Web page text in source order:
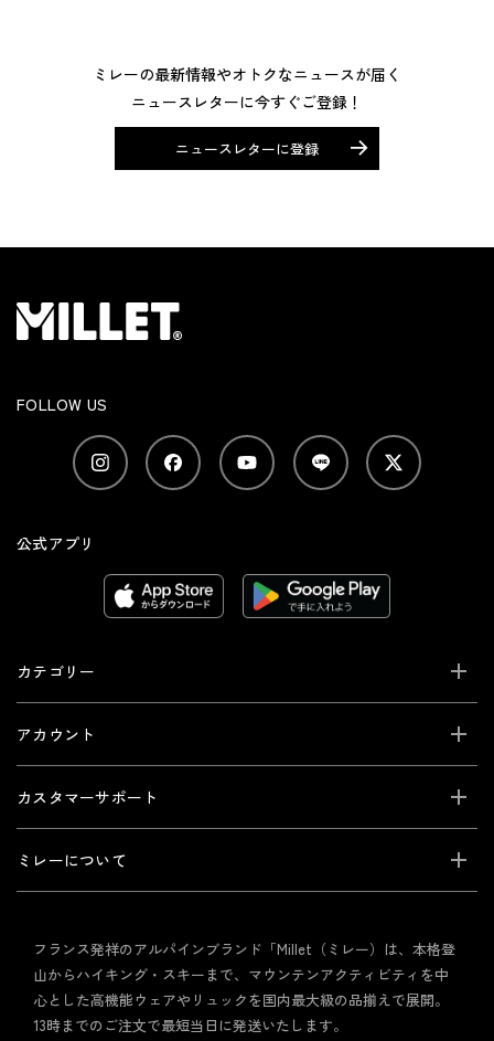
ミレーの最新情報やオトクなニュースが届く
ニュースレターに今すぐご登録！
ニュースレターに登録
FOLLOW US
公式アプリ
カテゴリー
アカウント
カスタマーサポート
ミレーについて
フランス発祥のアルパインブランド「Millet（ミレー）は、本格登
山からハイキング・スキーまで、マウンテンアクティビティを中
心とした高機能ウェアやリュックを国内最大級の品揃えで展開。
13時までのご注文で最短当日に発送いたします。